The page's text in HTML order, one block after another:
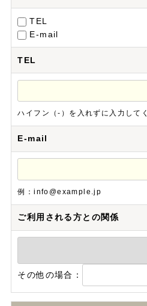
TEL
E-mail
TEL
ハイフン（-）を入れずに入力して
E-mail
例：info@example.jp
ご利用される方との関係
その他の場合：